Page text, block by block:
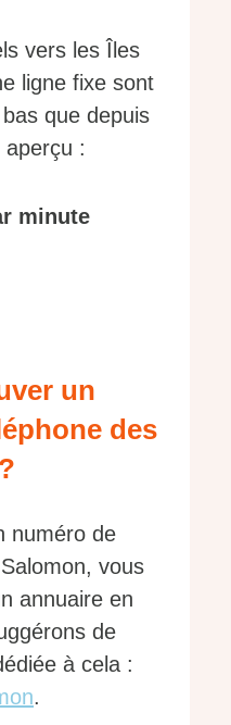
vers les Îles
ligne fixe sont
que depuis
aperçu :
minute
un
des
numéro de
vous
annuaire en
de
à cela :
.